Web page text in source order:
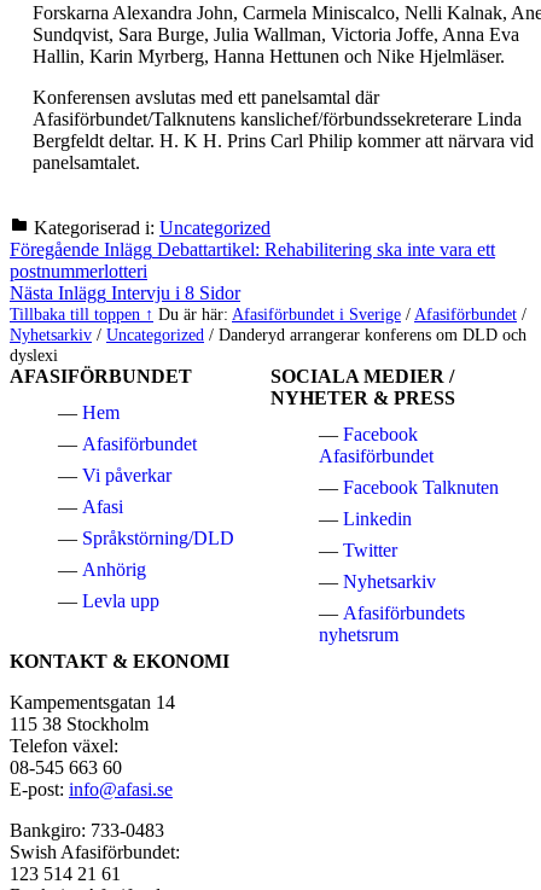
Forskarna Alexandra John, Carmela Miniscalco, Nelli Kalnak,
Sundqvist, Sara Burge, Julia Wallman, Victoria Joffe, Anna Eva
Hallin, Karin Myrberg, Hanna Hettunen och Nike Hjelmläser.
Konferensen avslutas med ett panelsamtal där
Afasiförbundet/Talknutens kanslichef/förbundssekreterare Linda
Bergfeldt deltar. H. K H. Prins Carl Philip kommer att närvara vid
panelsamtalet.
Kategoriserad i: Uncategorized
Hoppa
tillbaka
till
huvudnavigeringen
Inläggsnavigering
Föregående Inlägg Debattartikel: Rehabilitering ska inte vara ett
postnummerlotteri
Nästa Inlägg Intervju i 8 Sidor
Tillbaka till toppen ↑ Du är här: Afasiförbundet i Sverige / Afasiförbundet /
Nyhetsarkiv / Uncategorized / Danderyd arrangerar konferens om DLD och
dyslexi
AFASIFÖRBUNDET
Hem
Afasiförbundet
Vi påverkar
Afasi
Språkstörning/DLD
Anhörig
Levla upp
SOCIALA MEDIER /
NYHETER & PRESS
Facebook
Afasiförbundet
Facebook Talknuten
Linkedin
Twitter
Nyhetsarkiv
Afasiförbundets
nyhetsrum
KONTAKT & EKONOMI
Kampementsgatan 14
115 38 Stockholm
Telefon växel:
08-545 663 60
E-post: info@afasi.se
Bankgiro: 733-0483
Swish Afasiförbundet:
123 514 21 61